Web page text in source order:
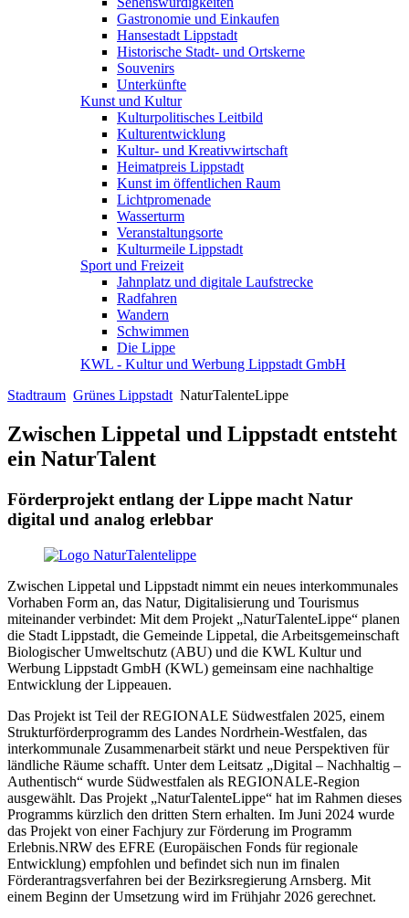
Gastronomie und Einkaufen
Hansestadt Lippstadt
Historische Stadt- und Ortskerne
Souvenirs
Unterkünfte
Kunst und Kultur
Kulturpolitisches Leitbild
Kulturentwicklung
Kultur- und Kreativwirtschaft
Heimatpreis Lippstadt
Kunst im öffentlichen Raum
Lichtpromenade
Wasserturm
Veranstaltungsorte
Kulturmeile Lippstadt
Sport und Freizeit
Jahnplatz und digitale Laufstrecke
Radfahren
Wandern
Schwimmen
Die Lippe
KWL - Kultur und Werbung Lippstadt GmbH
Stadtraum Grünes Lippstadt NaturTalenteLippe
Zwischen Lippetal und Lippstadt entsteht
ein NaturTalent
Förderprojekt entlang der Lippe macht Natur
digital und analog erlebbar
Zwischen Lippetal und Lippstadt nimmt ein neues interkommunales
Vorhaben Form an, das Natur, Digitalisierung und Tourismus
miteinander verbindet: Mit dem Projekt „NaturTalenteLippe“ planen
die Stadt Lippstadt, die Gemeinde Lippetal, die Arbeitsgemeinschaft
Biologischer Umweltschutz (ABU) und die KWL Kultur und
Werbung Lippstadt GmbH (KWL) gemeinsam eine nachhaltige
Entwicklung der Lippeauen.
Das Projekt ist Teil der REGIONALE Südwestfalen 2025, einem
Strukturförderprogramm des Landes Nordrhein-Westfalen, das
interkommunale Zusammenarbeit stärkt und neue Perspektiven für
ländliche Räume schafft. Unter dem Leitsatz „Digital – Nachhaltig –
Authentisch“ wurde Südwestfalen als REGIONALE-Region
ausgewählt. Das Projekt „NaturTalenteLippe“ hat im Rahmen dieses
Programms kürzlich den dritten Stern erhalten. Im Juni 2024 wurde
das Projekt von einer Fachjury zur Förderung im Programm
Erlebnis.NRW des EFRE (Europäischen Fonds für regionale
Entwicklung) empfohlen und befindet sich nun im finalen
Förderantragsverfahren bei der Bezirksregierung Arnsberg. Mit
einem Beginn der Umsetzung wird im Frühjahr 2026 gerechnet.